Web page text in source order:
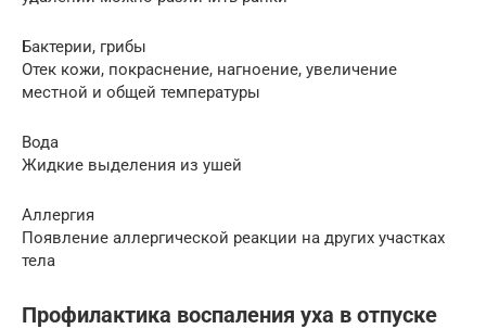
Бактерии, грибы
Отек кожи, покраснение, нагноение, увеличение
местной и общей температуры
Вода
Жидкие выделения из ушей
Аллергия
Появление аллергической реакции на других участках
тела
Профилактика воспаления уха в отпуске